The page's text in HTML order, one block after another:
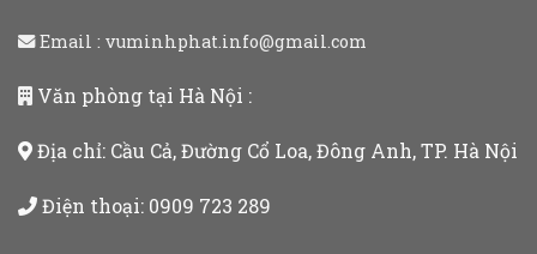
Email : vuminhphat.info@gmail.com
Văn phòng tại Hà Nội :
Địa chỉ: Cầu Cả, Đường Cổ Loa, Đông Anh, TP. Hà Nội
Điện thoại: 0909 723 289